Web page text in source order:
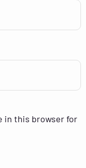
in this browser for